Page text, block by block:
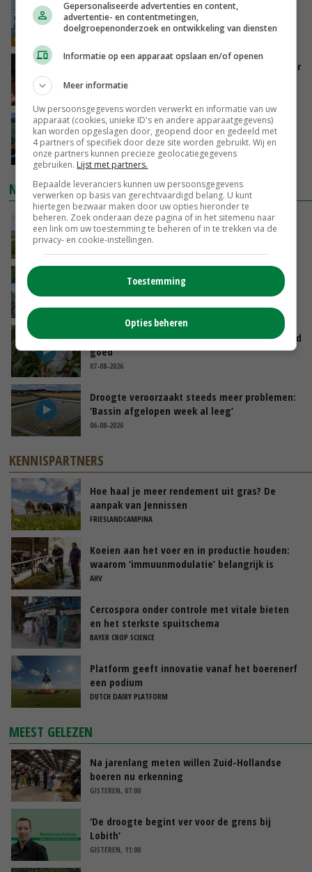
Internationale vraag naar geitenzuivel blijft
groot: Nederland in Europese top
GISTEREN, 15:33
Vlaamse varkensstapel krimpt, pluimveesector
groeit door schaalvergroting
‘Cijfer jezelf niet weg en doe vooral ook waar
je gelukkig van wordt’
GISTEREN, 13:31
NIEUWSTE VIDEO'S
POAH!: John Deere 7730
GISTEREN, 10:00
Oekraïne-vlogger Kees Huizinga: ‘Bezoek van
de ambassade mag zelf groente plukken’
07-08-2026
Limburgse mais van Frijns doet het verrassend
goed
07-08-2026
Droogte veroorzaakt steeds meer problemen:
‘Bassin afgelopen week al leeg’
06-08-2026
KENNISPARTNERS
Hoe haal je meer rendement uit gras? De
aanpak van Jennissen
FRIESLANDCAMPINA
Koeien aan het voer en in productie houden:
waarom ‘immuunmodulatie’ belangrijk is
tijdens de transitieperiode
AHV
Cercospora onder controle met vitale bieten
en het sterkste spuitschema
BAYER CROP SCIENCE
Platform geeft innovatie vanaf het boerenerf
een podium
DUTCH DAIRY PLATFORM
MEEST GELEZEN
Na jarenlang meten willen Zuid-Hollandse
boeren nu erkenning
GISTEREN, 07:00
‘De droogte begint ver voor de grens bij
Lobith’
GISTEREN, 11:00
Gepersonaliseerde advertenties en content,
advertentie- en contentmetingen,
doelgroepenonderzoek en ontwikkeling van diensten
Informatie op een apparaat opslaan en/of openen
Meer informatie
Uw persoonsgegevens worden verwerkt en informatie van uw
apparaat (cookies, unieke ID's en andere apparaatgegevens)
kan worden opgeslagen door, geopend door en gedeeld met
4 partners of specifiek door deze site worden gebruikt. Wij en
onze partners kunnen precieze geolocatiegegevens
gebruiken. Lijst met partners.
Bepaalde leveranciers kunnen uw persoonsgegevens
verwerken op basis van gerechtvaardigd belang. U kunt
hiertegen bezwaar maken door uw opties hieronder te
beheren. Zoek onderaan deze pagina of in het sitemenu naar
een link om uw toestemming te beheren of in te trekken via de
privacy- en cookie-instellingen.
Toestemming
Opties beheren